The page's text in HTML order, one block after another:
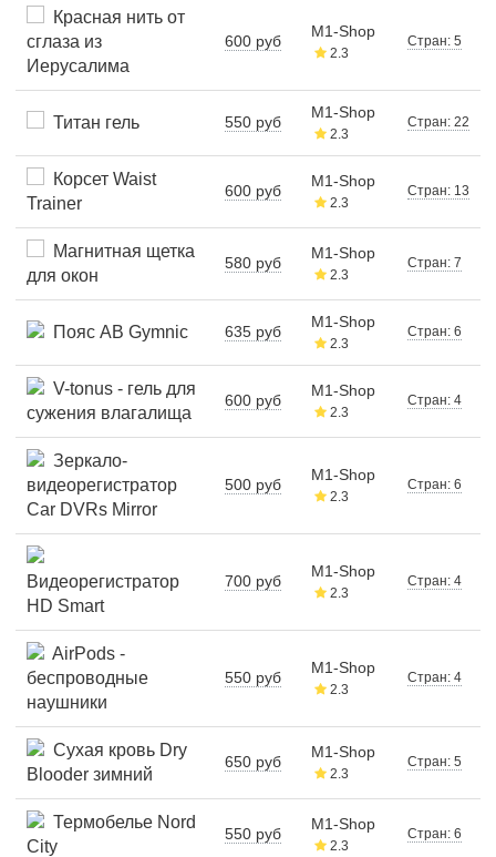
Красная нить от
сглаза из
Иерусалима
600 руб
M1-Shop
2.3
Стран: 5
Титан гель 550 руб
M1-Shop
2.3
Стран: 22
Корсет Waist
Trainer
600 руб
M1-Shop
2.3
Стран: 13
Магнитная щетка
для окон
580 руб
M1-Shop
2.3
Стран: 7
Пояс AB Gymnic 635 руб
M1-Shop
2.3
Стран: 6
V-tonus - гель для
сужения влагалища
600 руб
M1-Shop
2.3
Стран: 4
Зеркало-
видеорегистратор
Car DVRs Mirror
500 руб
M1-Shop
2.3
Стран: 6
Видеорегистратор
HD Smart
700 руб
M1-Shop
2.3
Стран: 4
AirPods -
беспроводные
наушники
550 руб
M1-Shop
2.3
Стран: 4
Сухая кровь Dry
Blooder зимний
650 руб
M1-Shop
2.3
Стран: 5
Термобелье Nord
City
550 руб
M1-Shop
2.3
Стран: 6